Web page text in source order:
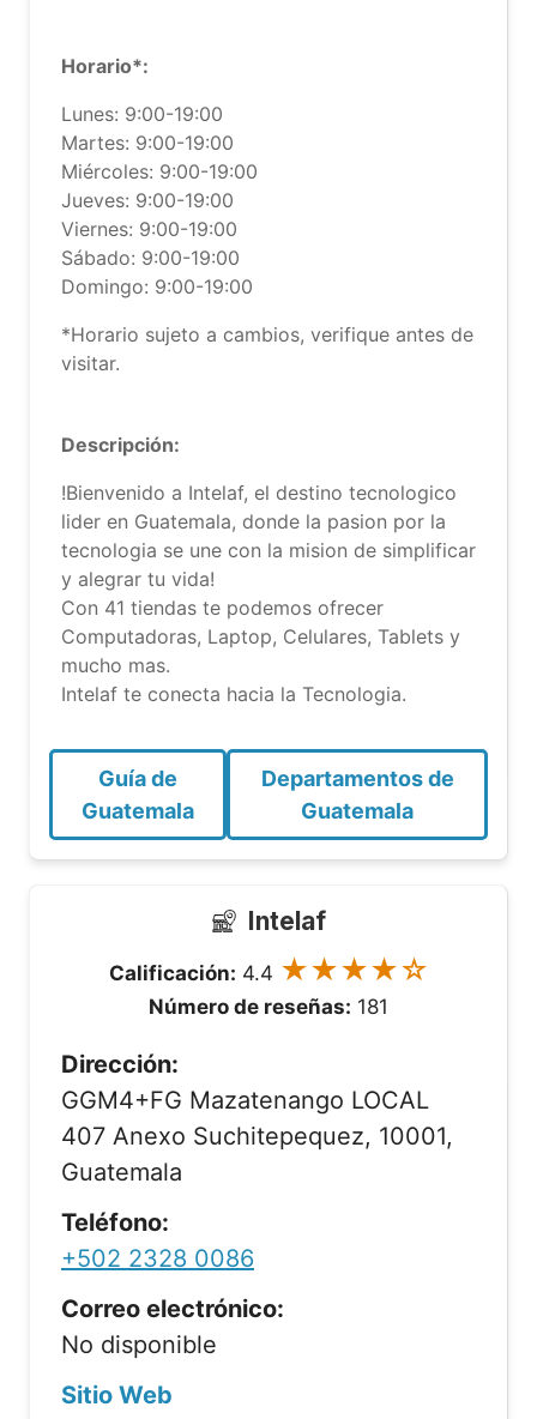
Horario*:
Lunes: 9:00-19:00
Martes: 9:00-19:00
Miércoles: 9:00-19:00
Jueves: 9:00-19:00
Viernes: 9:00-19:00
Sábado: 9:00-19:00
Domingo: 9:00-19:00
*Horario sujeto a cambios, verifique antes de
visitar.
Descripción:
!Bienvenido a Intelaf, el destino tecnologico
lider en Guatemala, donde la pasion por la
tecnologia se une con la mision de simplificar
y alegrar tu vida!
Con 41 tiendas te podemos ofrecer
Computadoras, Laptop, Celulares, Tablets y
mucho mas.
Intelaf te conecta hacia la Tecnologia.
Guía de
Guatemala
Departamentos de
Guatemala
Intelaf
Calificación: 4.4 ★★★★☆
Número de reseñas: 181
Dirección:
GGM4+FG Mazatenango LOCAL
407 Anexo Suchitepequez, 10001,
Guatemala
Teléfono:
+502 2328 0086
Correo electrónico:
No disponible
Sitio Web